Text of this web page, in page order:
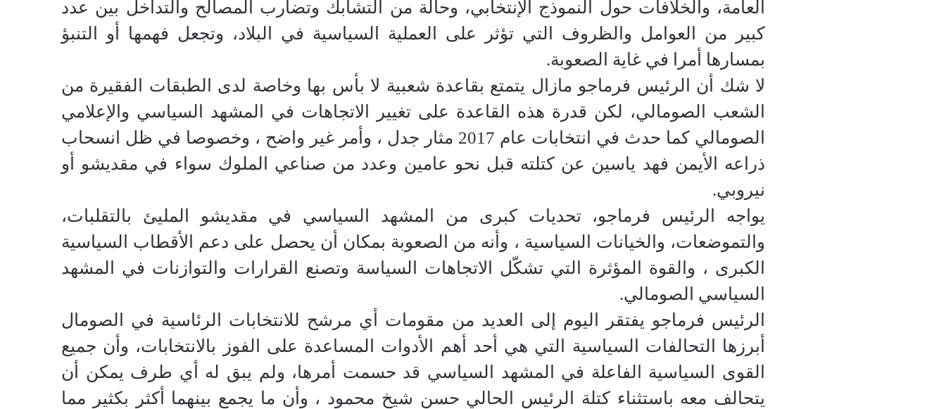
العامة، والخلافات حول النموذج الإنتخابي، وحالة من التشابك وتضارب المصالح والتداخل بين عدد
كبير من العوامل والظروف التي تؤثر على العملية السياسية في البلاد، وتجعل فهمها أو التنبؤ
بمسارها أمرا في غاية الصعوبة.
لا شك أن الرئيس فرماجو مازال يتمتع بقاعدة شعبية لا بأس بها وخاصة لدى الطبقات الفقيرة من
الشعب الصومالي، لكن قدرة هذه القاعدة على تغيير الاتجاهات في المشهد السياسي والإعلامي
الصومالي كما حدث في انتخابات عام 2017 مثار جدل ، وأمر غير واضح ، وخصوصا في ظل انسحاب
ذراعه الأيمن فهد ياسين عن كتلته قبل نحو عامين وعدد من صناعي الملوك سواء في مقديشو أو
نيروبي.
يواجه الرئيس فرماجو، تحديات كبرى من المشهد السياسي في مقديشو المليئ بالتقلبات،
والتموضعات، والخيانات السياسية ، وأنه من الصعوبة بمكان أن يحصل على دعم الأقطاب السياسية
الكبرى ، والقوة المؤثرة التي تشكّل الاتجاهات السياسة وتصنع القرارات والتوازنات في المشهد
السياسي الصومالي.
الرئيس فرماجو يفتقر اليوم إلى العديد من مقومات أي مرشح للانتخابات الرئاسية في الصومال
أبرزها التحالفات السياسية التي هي أحد أهم الأدوات المساعدة على الفوز بالانتخابات، وأن جميع
القوى السياسية الفاعلة في المشهد السياسي قد حسمت أمرها، ولم يبق له أي طرف يمكن أن
يتحالف معه باستثناء كتلة الرئيس الحالي حسن شيخ محمود ، وأن ما يجمع بينهما أكثر بكثير مما